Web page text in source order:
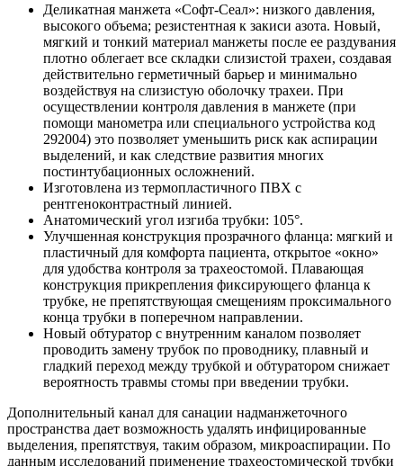
Деликатная манжета «Софт-Сеал»: низкого давления,
высокого объема; резистентная к закиси азота. Новый,
мягкий и тонкий материал манжеты после ее раздувания
плотно облегает все складки слизистой трахеи, создавая
действительно герметичный барьер и минимально
воздействуя на слизистую оболочку трахеи. При
осуществлении контроля давления в манжете (при
помощи манометра или специального устройства код
292004) это позволяет уменьшить риск как аспирации
выделений, и как следствие развития многих
постинтубационных осложнений.
Изготовлена из термопластичного ПВХ с
рентгеноконтрастный линией.
Анатомический угол изгиба трубки: 105°.
Улучшенная конструкция прозрачного фланца: мягкий и
пластичный для комфорта пациента, открытое «окно»
для удобства контроля за трахеостомой. Плавающая
конструкция прикрепления фиксирующего фланца к
трубке, не препятствующая смещениям проксимального
конца трубки в поперечном направлении.
Новый обтуратор с внутренним каналом позволяет
проводить замену трубок по проводнику, плавный и
гладкий переход между трубкой и обтуратором снижает
вероятность травмы стомы при введении трубки.
Дополнительный канал для санации надманжеточного
пространства дает возможность удалять инфицированные
выделения, препятствуя, таким образом, микроаспирации. По
данным исследований применение трахеостомической трубки